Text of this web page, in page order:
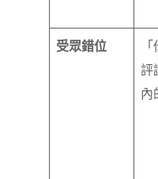
受眾錯位
評
內